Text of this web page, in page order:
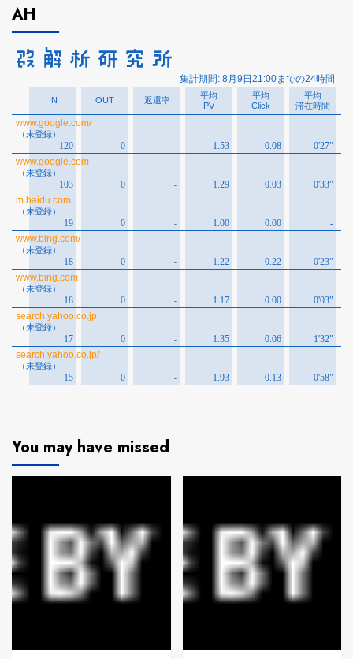
AH
You may have missed